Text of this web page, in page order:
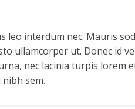
leo interdum nec. Mauris
ullamcorper ut. Donec id
nec lacinia turpis lorem
sem.